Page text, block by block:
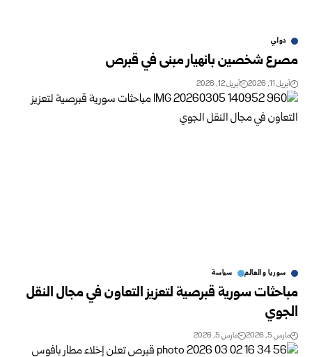
دولي
مصرع شخصين بانهيار مبنى في قبرص
أبريل 11, 2026 أبريل 12, 2026
سوريا والعالم سياسة
مباحثات سورية قبرصية لتعزيز التعاون في مجال النقل
الجوي
مارس 5, 2026 مارس 5, 2026